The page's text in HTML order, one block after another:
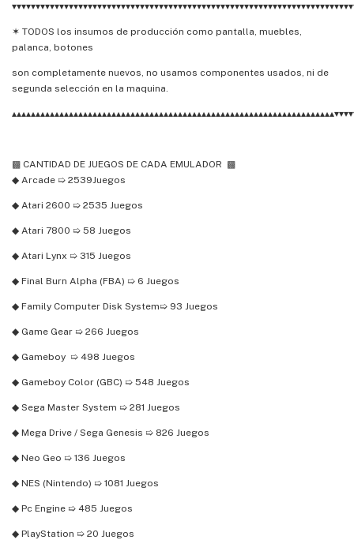
✶ TODOS los insumos de producción como pantalla, muebles,
palanca, botones
son completamente nuevos, no usamos componentes usados, ni de
segunda selección en la maquina.
▩ CANTIDAD DE JUEGOS DE CADA EMULADOR ▩
◆ Arcade ➯ 2539Juegos
◆ Atari 2600 ➯ 2535 Juegos
◆ Atari 7800 ➯ 58 Juegos
◆ Atari Lynx ➯ 315 Juegos
◆ Final Burn Alpha (FBA) ➯ 6 Juegos
◆ Family Computer Disk System➯ 93 Juegos
◆ Game Gear ➯ 266 Juegos
◆ Gameboy ➯ 498 Juegos
◆ Gameboy Color (GBC) ➯ 548 Juegos
◆ Sega Master System ➯ 281 Juegos
◆ Mega Drive / Sega Genesis ➯ 826 Juegos
◆ Neo Geo ➯ 136 Juegos
◆ NES (Nintendo) ➯ 1081 Juegos
◆ Pc Engine ➯ 485 Juegos
◆ PlayStation ➯ 20 Juegos